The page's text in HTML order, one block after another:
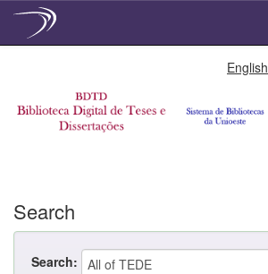
English
Search
Search: